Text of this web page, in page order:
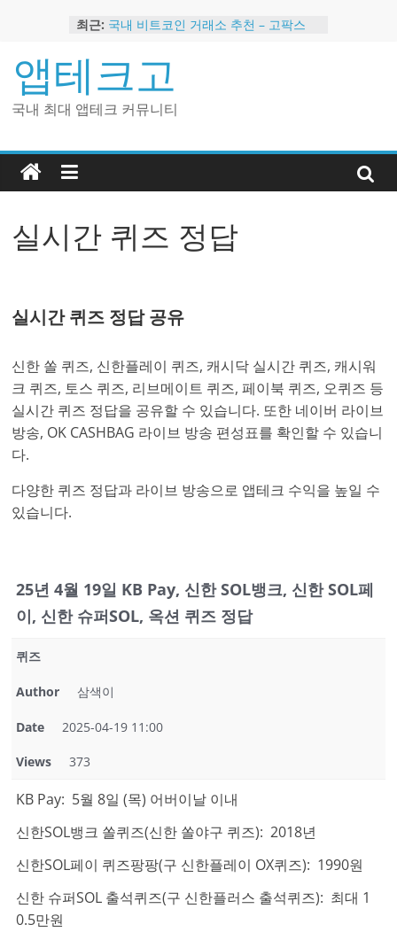
content
최근: 국내 비트코인 거래소 추천 – 고팍스
트
2024 강력히 추천하는 은행 멤버십 현
금 앱테크
해외 코인 거래소 추천 순위 BEST 2
앱테크고
국내 최대 앱테크 커뮤니티
실시간 퀴즈 정답
실시간 퀴즈 정답 공유
신한 쏠 퀴즈, 신한플레이 퀴즈, 캐시닥 실시간 퀴즈, 캐시워
크 퀴즈, 토스 퀴즈, 리브메이트 퀴즈, 페이북 퀴즈, 오퀴즈 등
실시간 퀴즈 정답을 공유할 수 있습니다. 또한 네이버 라이브
방송, OK CASHBAG 라이브 방송 편성표를 확인할 수 있습니
다.
다양한 퀴즈 정답과 라이브 방송으로 앱테크 수익을 높일 수
있습니다.
25년 4월 19일 KB Pay, 신한 SOL뱅크, 신한 SOL페
이, 신한 슈퍼SOL, 옥션 퀴즈 정답
퀴즈
Author 삼색이
Date 2025-04-19 11:00
Views 373
KB Pay: 5월 8일 (목) 어버이날 이내
신한SOL뱅크 쏠퀴즈(신한 쏠야구 퀴즈): 2018년
신한SOL페이 퀴즈팡팡(구 신한플레이 OX퀴즈): 1990원
신한 슈퍼SOL 출석퀴즈(구 신한플러스 출석퀴즈): 최대 1
0.5만원